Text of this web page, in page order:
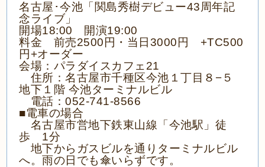
名古屋･今池「関島秀樹デビュー43周年記
念ライブ」
開場18:00 開演19:00
料金 前売2500円・当日3000円 +TC500
円+オーダー
会場：パラダイスカフェ21
住所：名古屋市千種区今池１丁目８−５
地下１階 今池ターミナルビル
電話：052-741-8566
■電車の場合
名古屋市営地下鉄東山線「 今池駅」徒
歩 1分
地下からガスビルを通り ターミナルビル
へ。雨の日でも傘いらずです。